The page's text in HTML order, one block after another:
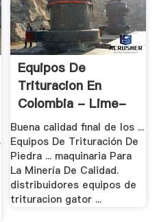
Equipos De
Trituracion En
Colombia - Lime-
Stone .
Buena calidad final de los ...
Equipos De Trituración De
Piedra ... maquinaria Para
La Minería De Calidad.
distribuidores equipos de
trituracion gator ...